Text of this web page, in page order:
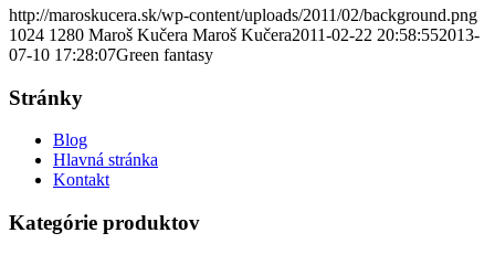
http://maroskucera.sk/wp-content/uploads/2011/02/background.png
1024 1280 Maroš Kučera Maroš Kučera2011-02-22 20:58:552013-
07-10 17:28:07Green fantasy
Stránky
Blog
Hlavná stránka
Kontakt
Kategórie produktov